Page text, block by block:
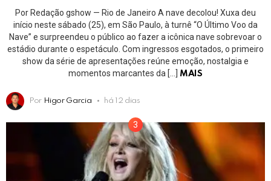
Por Redação gshow — Rio de Janeiro A nave decolou! Xuxa deu
início neste sábado (25), em São Paulo, à turnê “O Último Voo da
Nave” e surpreendeu o público ao fazer a icônica nave sobrevoar o
estádio durante o espetáculo. Com ingressos esgotados, o primeiro
show da série de apresentações reúne emoção, nostalgia e
momentos marcantes da […]
MAIS
Por Higor Garcia há 12 dias